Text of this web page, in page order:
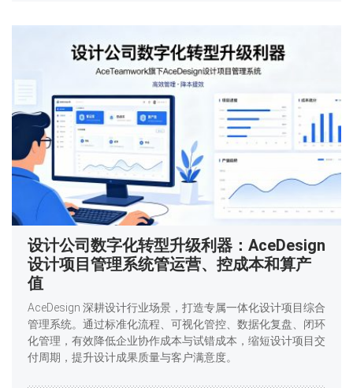
设计公司数字化转型升级利器：AceDesign
设计项目管理系统管运营、控成本和算产
值
AceDesign 深耕设计行业场景，打造专属一体化设计项目综合
管理系统。通过标准化流程、可视化管控、数据化复盘、闭环
化管理，有效降低企业协作成本与试错成本，缩短设计项目交
付周期，提升设计成果质量与客户满意度。